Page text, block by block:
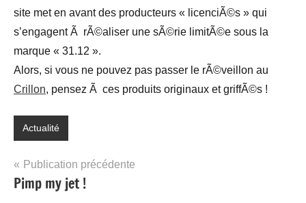
site met en avant des producteurs « licenciÃ©s » qui
s’engagent Ã rÃ©aliser une sÃ©rie limitÃ©e sous la
marque « 31.12 ».
Alors, si vous ne pouvez pas passer le rÃ©veillon au
Crillon, pensez Ã ces produits originaux et griffÃ©s !
Actualité
Navigation
de
Publication précédente
Pimp my jet !